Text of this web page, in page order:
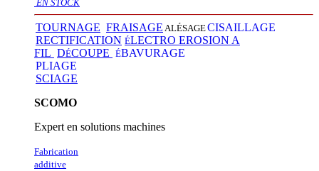
EN STOCK
TOURNAGE FRAISAGE ALÉSAGECISAILLAGE
RECTIFICATION ÉLECTRO EROSION A
FIL DÉCOUPE ÉBAVURAGE
PLIAGE
SCIAGE
SCOMO
Expert en solutions machines
Fabrication
additive